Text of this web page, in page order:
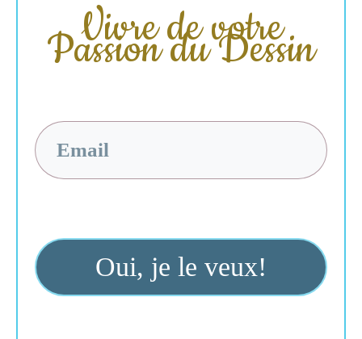
Vivre de votre
Passion du Dessin
Oui, je le veux!
Oui, envoie moi le livre gratuit!
cédée ni revendue.En vous inscrivant ici, vous recevrez
des articles, des vidéos, des offres commerciales, des
podcasts et autres conseils pour vous aider à vivre
votre passion grâce à la maîtrise du dessin de portrait et